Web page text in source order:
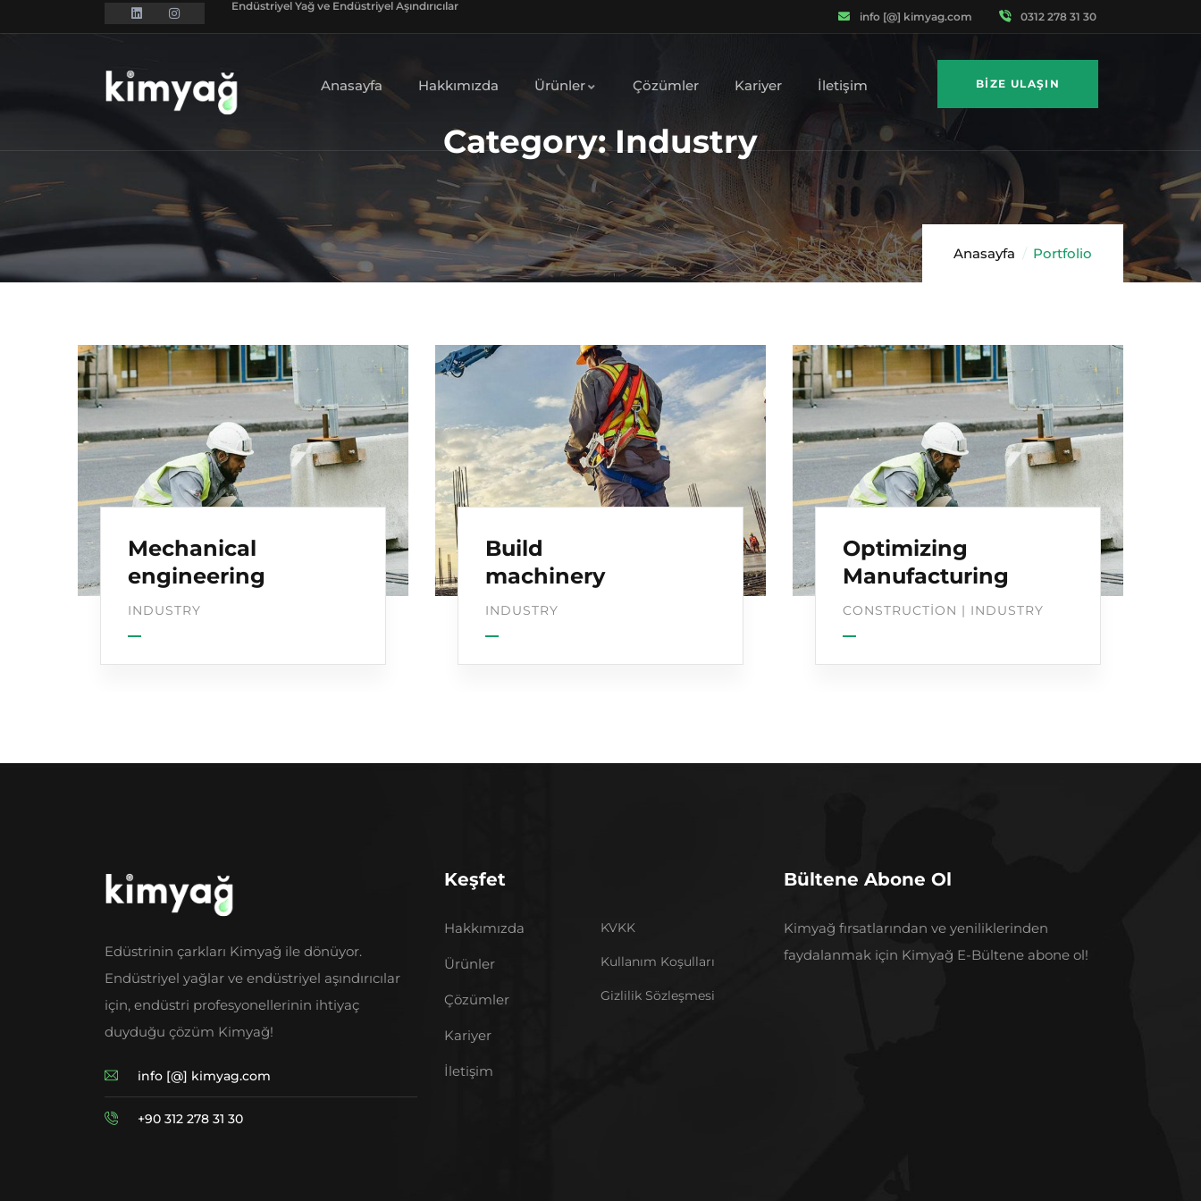
Endüstriyel Yağ ve Endüstriyel Aşındırıcılar
info [@] kimyag.com 0312 278 31 30
Anasayfa Hakkımızda Ürünler Çözümler Kariyer İletişim BIZE ULAŞIN
Category:Industry
Anasayfa Portfolio
Mechanical
engineering
INDUSTRY
Build
machinery
INDUSTRY
Optimizing
Manufacturing
CONSTRUCTION | INDUSTRY
Edüstrinin çarkları Kimyağ ile dönüyor.
Endüstriyel yağlar ve endüstriyel aşındırıcılar
için, endüstri profesyonellerinin ihtiyaç
duyduğu çözüm Kimyağ!
info [@] kimyag.com
+90 312 278 31 30
Keşfet
Hakkımızda
Ürünler
Çözümler
Kariyer
İletişim
KVKK
Kullanım Koşulları
Gizlilik Sözleşmesi
Bültene Abone Ol
Kimyağ fırsatlarından ve yeniliklerinden
faydalanmak için Kimyağ E-Bültene abone ol!